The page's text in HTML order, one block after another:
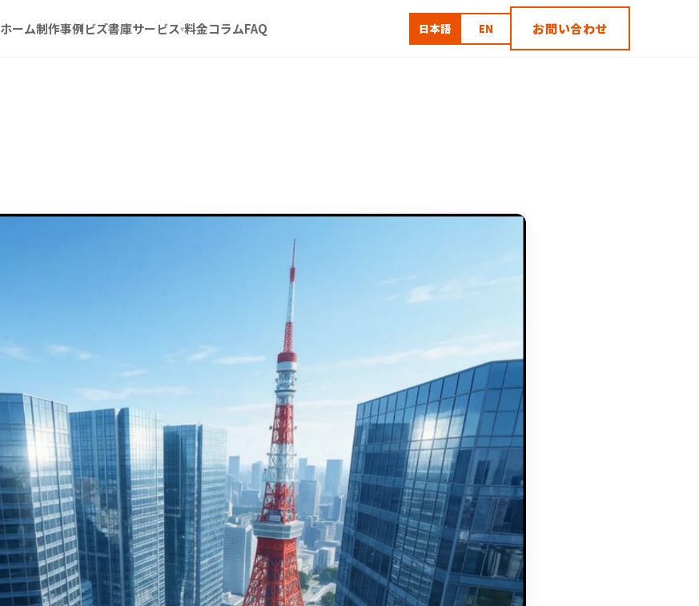
ホーム制作事例ビズ書庫サービス▾料金コラムFAQ 日本語 EN お問い合わせ